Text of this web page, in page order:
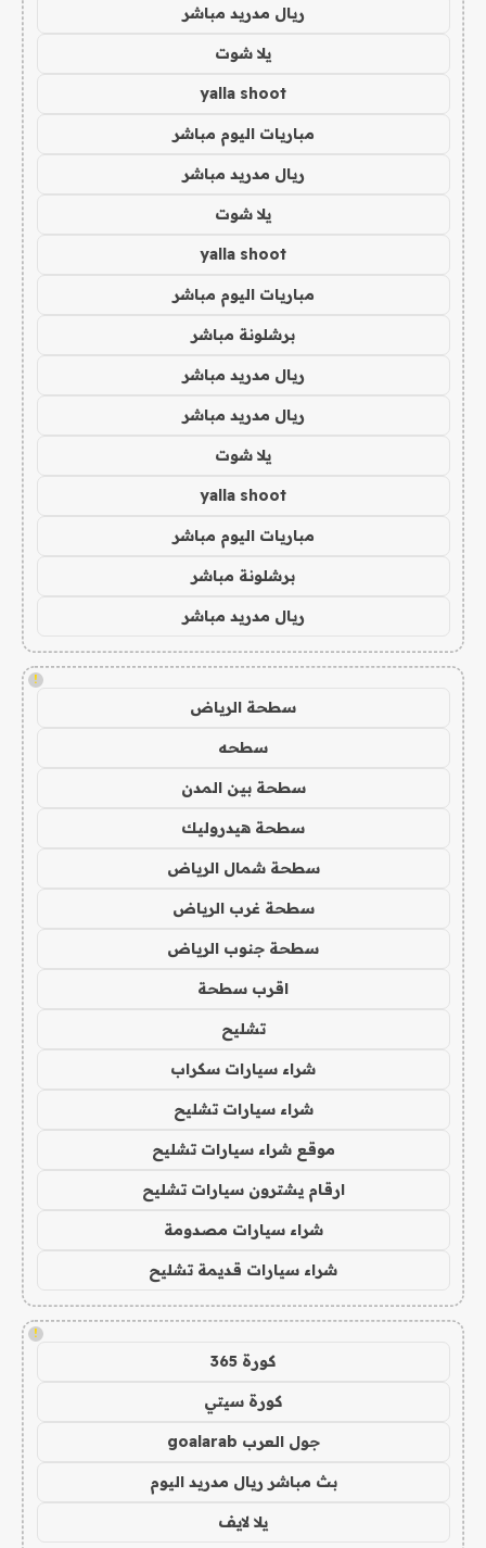
ريال مدريد مباشر
يلا شوت
yalla shoot
مباريات اليوم مباشر
ريال مدريد مباشر
يلا شوت
yalla shoot
مباريات اليوم مباشر
برشلونة مباشر
ريال مدريد مباشر
ريال مدريد مباشر
يلا شوت
yalla shoot
مباريات اليوم مباشر
برشلونة مباشر
ريال مدريد مباشر
!
سطحة الرياض
سطحه
سطحة بين المدن
سطحة هيدروليك
سطحة شمال الرياض
سطحة غرب الرياض
سطحة جنوب الرياض
اقرب سطحة
تشليح
شراء سيارات سكراب
شراء سيارات تشليح
موقع شراء سيارات تشليح
ارقام يشترون سيارات تشليح
شراء سيارات مصدومة
شراء سيارات قديمة تشليح
!
كورة 365
كورة سيتي
جول العرب goalarab
بث مباشر ريال مدريد اليوم
يلا لايف